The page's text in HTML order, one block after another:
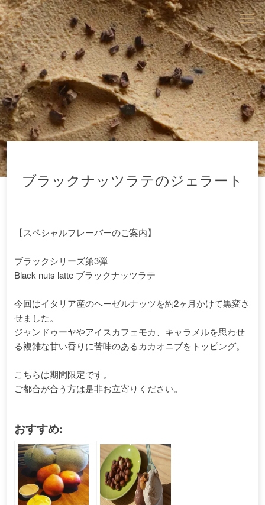
ブラックナッツラテのジェラート
【スペシャルフレーバーのご案内】
ブラックシリーズ第3弾
Black nuts latte ブラックナッツラテ
今回はイタリア産のヘーゼルナッツを約2ヶ月かけて黒変さ
せました。
ジャンドゥーヤやアイスカフェモカ、キャラメルを思わせ
る複雑な甘い香りに苦味のあるカカオニブをトッピング。
こちらは期間限定です。
ご都合が合う方は是非お立寄りください。
おすすめ: